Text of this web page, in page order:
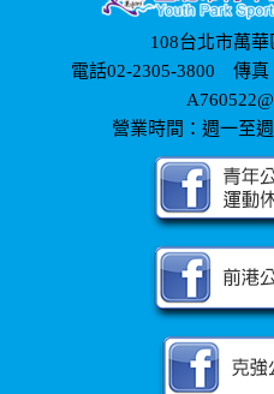
108台北市萬
電話02-2305-3800 傳真
營業時間：週一至